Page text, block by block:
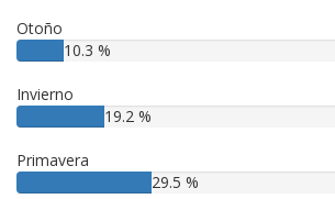
Otoño
10.3 %
Invierno
19.2 %
Primavera
29.5 %